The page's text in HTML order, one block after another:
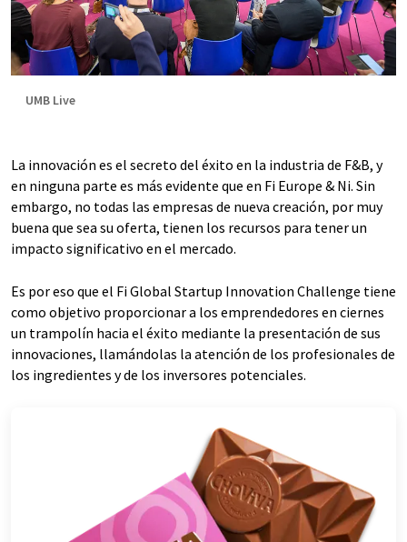
UMB Live
La innovación es el secreto del éxito en la industria de F&B, y
en ninguna parte es más evidente que en Fi Europe & Ni. Sin
embargo, no todas las empresas de nueva creación, por muy
buena que sea su oferta, tienen los recursos para tener un
impacto significativo en el mercado.
Es por eso que el Fi Global Startup Innovation Challenge tiene
como objetivo proporcionar a los emprendedores en ciernes
un trampolín hacia el éxito mediante la presentación de sus
innovaciones, llamándolas la atención de los profesionales de
los ingredientes y de los inversores potenciales.